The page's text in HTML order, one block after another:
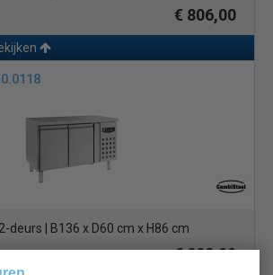
€ 806,00
deurs | B136 x D60 cm x H86 cm
€ 823,00